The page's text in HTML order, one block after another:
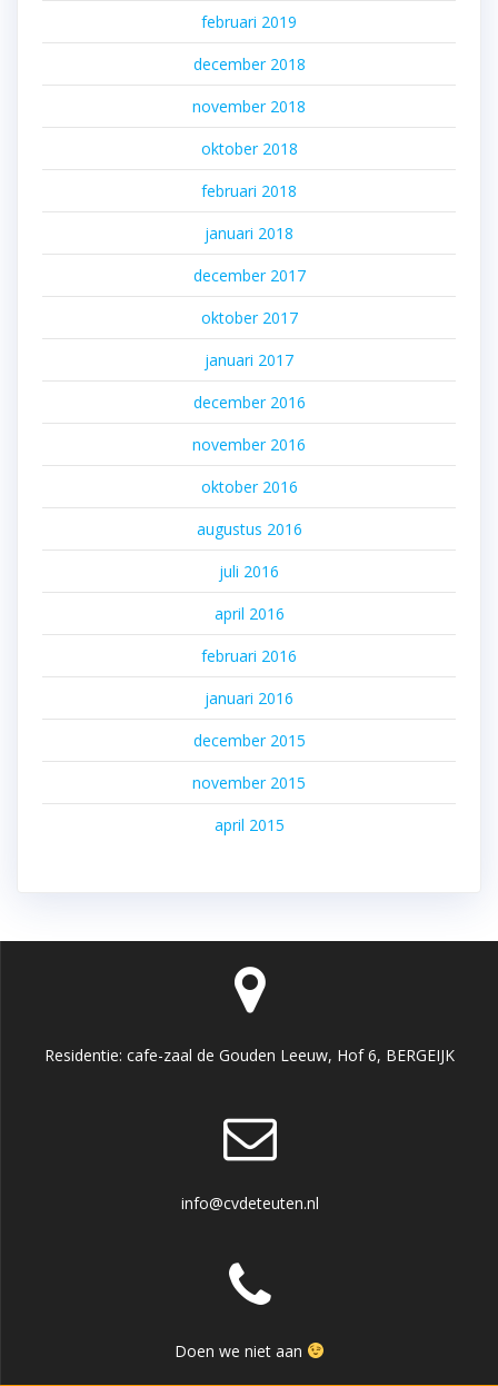
februari 2019
december 2018
november 2018
oktober 2018
februari 2018
januari 2018
december 2017
oktober 2017
januari 2017
december 2016
november 2016
oktober 2016
augustus 2016
juli 2016
april 2016
februari 2016
januari 2016
december 2015
november 2015
april 2015
Residentie: cafe-zaal de Gouden Leeuw, Hof 6, BERGEIJK
info@cvdeteuten.nl
Doen we niet aan